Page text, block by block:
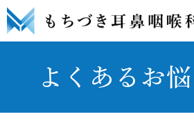
よくあるお